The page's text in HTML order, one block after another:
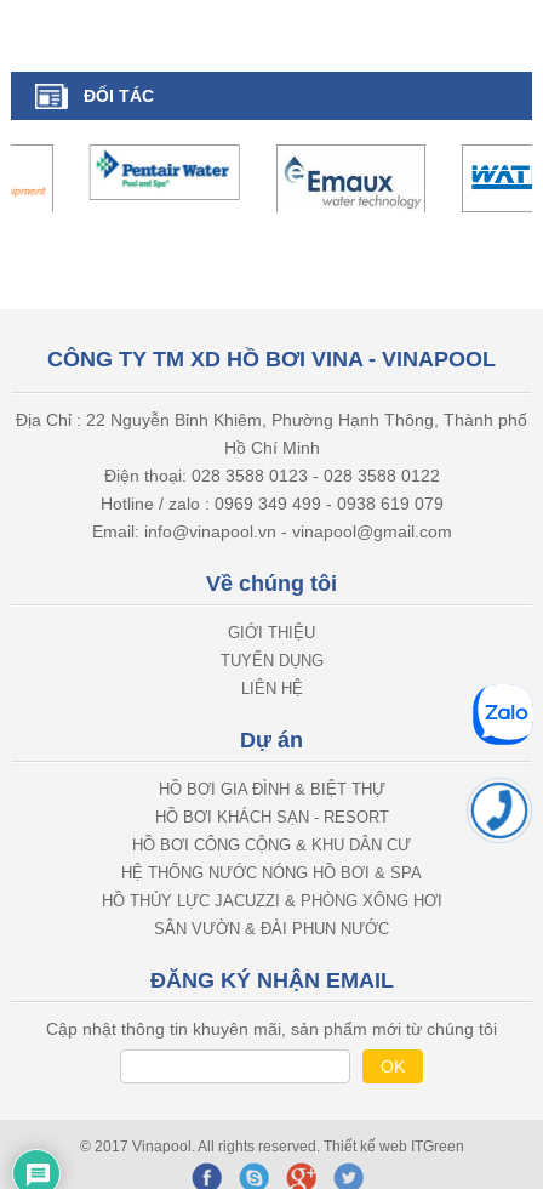
ĐỐI TÁC
CÔNG TY TM XD HỒ BƠI VINA - VINAPOOL
Địa Chỉ : 22 Nguyễn Bỉnh Khiêm, Phường Hạnh Thông, Thành phố
Hồ Chí Minh
Điện thoại: 028 3588 0123 - 028 3588 0122
Hotline / zalo : 0969 349 499 - 0938 619 079
Email: info@vinapool.vn - vinapool@gmail.com
Về chúng tôi
GIỚI THIỆU
TUYỂN DỤNG
LIÊN HỆ
Dự án
HỒ BƠI GIA ĐÌNH & BIỆT THỰ
HỒ BƠI KHÁCH SẠN - RESORT
HỒ BƠI CÔNG CỘNG & KHU DÂN CƯ
HỆ THỐNG NƯỚC NÓNG HỒ BƠI & SPA
HỒ THỦY LỰC JACUZZI & PHÒNG XÔNG HƠI
SÂN VƯỜN & ĐÀI PHUN NƯỚC
ĐĂNG KÝ NHẬN EMAIL
Cập nhật thông tin khuyên mãi, sản phẩm mới từ chúng tôi
© 2017 Vinapool. All rights reserved. Thiết kế web ITGreen